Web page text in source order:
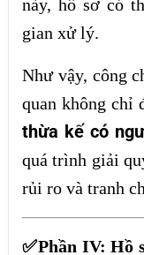
này, hồ sơ có
gian xử lý.
Như vậy, công
quan không chỉ
thừa kế có
quá trình giải
rủi ro và tranh
✅Phần IV: Hồ